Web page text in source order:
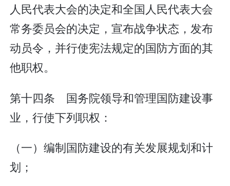
人民代表大会的决定和全国人民代表大会
常务委员会的决定，宣布战争状态，发布
动员令，并行使宪法规定的国防方面的其
他职权。
第十四条 国务院领导和管理国防建设事
业，行使下列职权：
（一）编制国防建设的有关发展规划和计
划；